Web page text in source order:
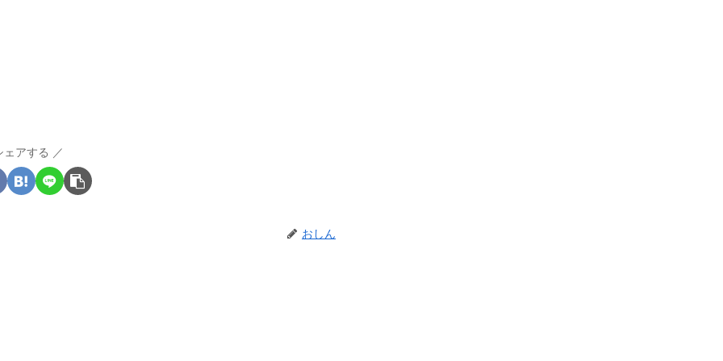
ェアする
おしん